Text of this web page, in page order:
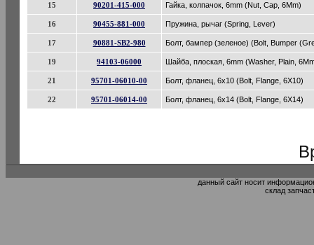
15 90201-415-000 Гайка, колпачок, 6mm (Nut, Cap, 6Mm)
16 90455-881-000 Пружина, рычаг (Spring, Lever)
17 90881-SB2-980 Болт, бампер (зеленое) (Bolt, Bumper
19 94103-06000 Шайба, плоская, 6mm (Washer, Plain,
21 95701-06010-00 Болт, фланец, 6x10 (Bolt, Flange, 6X10)
22 95701-06014-00 Болт, фланец, 6x14 (Bolt, Flange, 6X14)
данный сайт носит
склад